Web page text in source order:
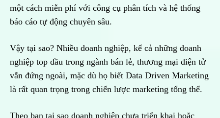
một cách miễn phí với công cụ phân tích và hệ thống
báo cáo tự động chuyên sâu.
Vậy tại sao? Nhiều doanh nghiệp, kể cả những doanh
nghiệp top đầu trong ngành bán lẻ, thương mại điện tử
vẫn đứng ngoài, mặc dù họ biết Data Driven Marketing
là rất quan trọng trong chiến lược marketing tổng thể.
Theo bạn tại sao doanh nghiệp chưa triển khai hoặc